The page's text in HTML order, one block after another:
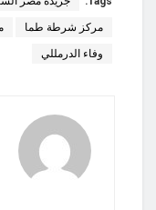
مركز شرطة طما
وفاء الدرمللي